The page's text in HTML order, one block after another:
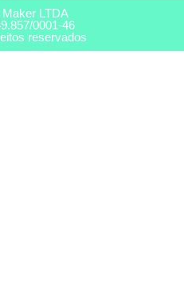
LTDA
0001-46
reservados